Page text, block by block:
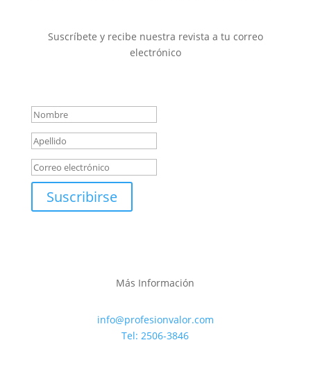
Suscríbete y recibe nuestra revista a tu correo
electrónico
Suscribirse
Más Información
info@profesionvalor.com
Tel: 2506-3846